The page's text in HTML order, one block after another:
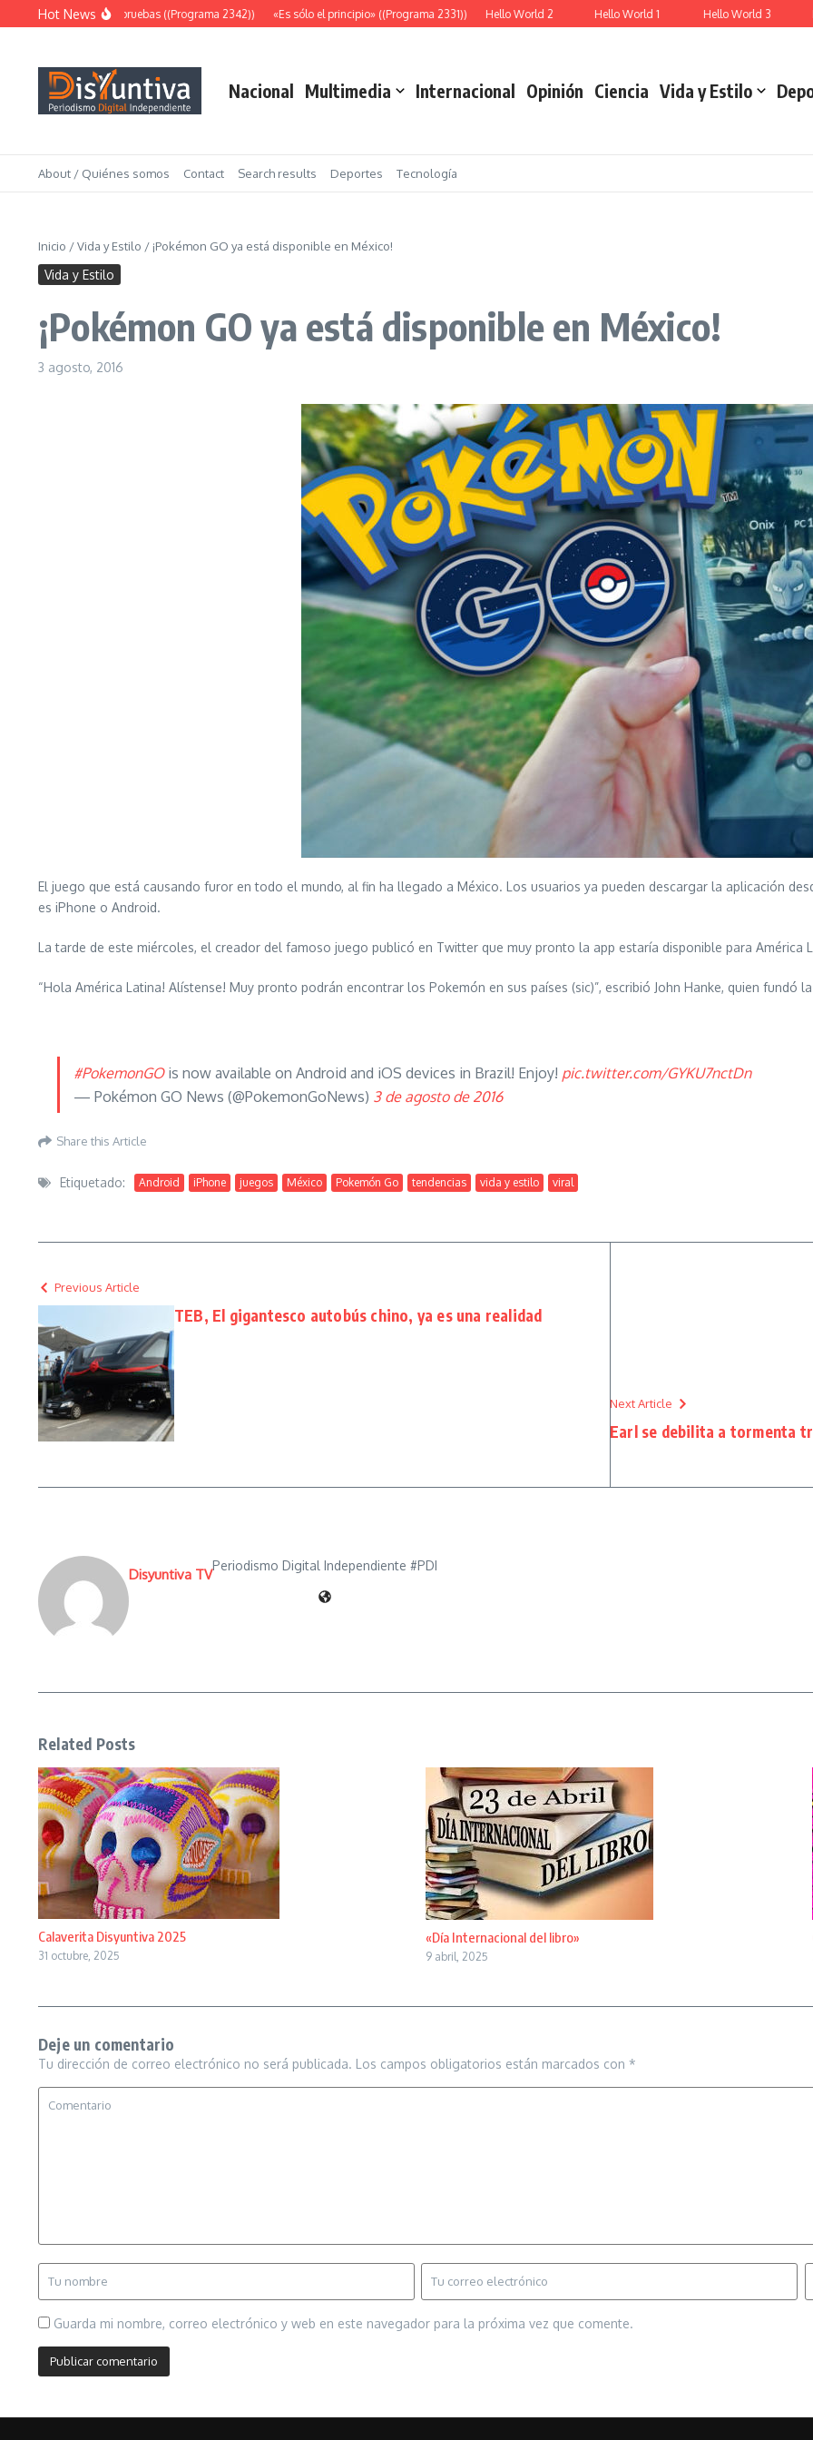
Saltar al contenido
Hot News
Abundantes pruebas ((Programa 2342)) «Es sólo el principio» ((Programa 2331)) Hello World 2 Hello World 1 Hello World 3
Nacional Multimedia Internacional Opinión Ciencia Vida y Estilo
About / Quiénes somos Contact Search results Deportes Tecnología
Inicio /Vida y Estilo / ¡Pokémon GO ya está disponible en México!
Vida y Estilo
¡Pokémon GO ya está disponible en México!
3 agosto, 2016
El juego que está causando furor en todo el mundo, al fin ha llegado a México. Los usuarios ya pueden descargar la aplicación
es iPhone o Android.
La tarde de este miércoles, el creador del famoso juego publicó en Twitter que muy pronto la app estaría disponible para América
“Hola América Latina! Alístense! Muy pronto podrán encontrar los Pokemón en sus países (sic)”, escribió John Hanke, quien fundó
#PokemonGOis now available on Android and iOS devices in Brazil! Enjoy! pic.twitter.com/GYKU7nctDn
— Pokémon GO News (@PokemonGoNews) 3 de agosto de 2016
Share this Article
Etiquetado: Android iPhone juegos México Pokemón Go tendencias vida y estilo viral
Previous Article
TEB, El gigantesco autobús chino, ya es una realidad
Next Article
Earl se debilita a tormenta
Disyuntiva TV
Periodismo Digital Independiente #PDI
Related Posts
Calaverita Disyuntiva 2025
31 octubre, 2025
«Día Internacional del libro»
9 abril, 2025
Deje un comentario
Tu dirección de correo electrónico no será publicada. Los campos obligatorios están marcados con *
Guarda mi nombre, correo electrónico y web en este navegador para la próxima vez que comente.